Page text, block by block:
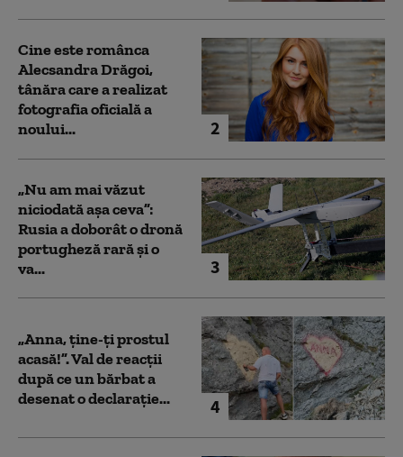
2
Cine este românca
Alecsandra Drăgoi,
tânăra care a realizat
fotografia oficială a
noului...
3
„Nu am mai văzut
niciodată așa ceva”:
Rusia a doborât o dronă
portugheză rară și o
va...
4
„Anna, ţine-ţi prostul
acasă!”. Val de reacții
după ce un bărbat a
desenat o declarație...